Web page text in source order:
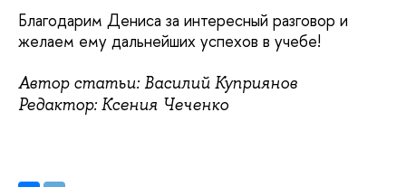
Благодарим Дениса за интересный разговор и
желаем ему дальнейших успехов в учебе!
Автор статьи: Василий Куприянов
Редактор: Ксения Чеченко